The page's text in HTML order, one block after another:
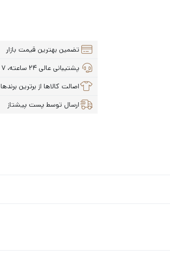
تضمین بهترین قیمت بازار
پشتیبانی عالی ۲۴ ساعته، ۷ روز هفته
اصالت کالاها از برترین برندها
ارسال توسط پست پیشتاز